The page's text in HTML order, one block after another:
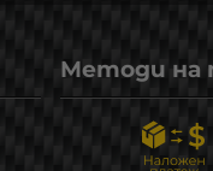
Методи на